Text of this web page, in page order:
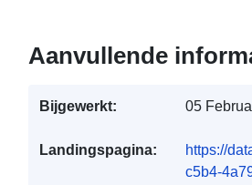
Aanvullende
Bijgewerkt: 05
Landingspagina:
https://
c5b4-